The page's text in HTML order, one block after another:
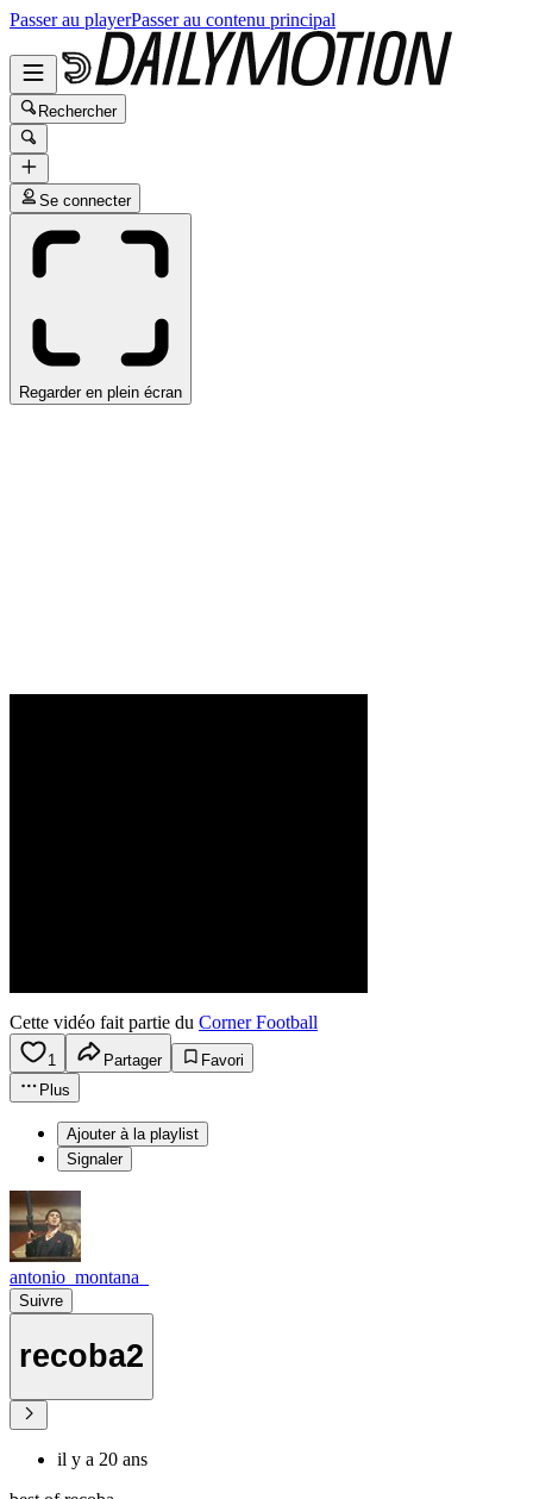
Passer au playerPasser au contenu principal
Rechercher
Se connecter
Regarder en plein écran
Cette vidéo fait partie du Corner Football
1 Partager
Favori
Plus
Ajouter à la playlist
Signaler
antonio_montana_
Suivre
recoba2
il y a 20 ans